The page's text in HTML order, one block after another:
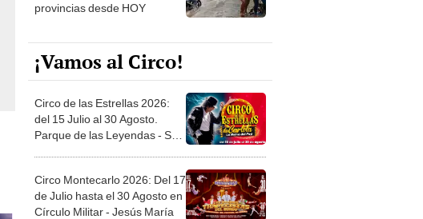
provincias desde HOY
¡Vamos al Circo!
Circo de las Estrellas 2026:
del 15 Julio al 30 Agosto.
Parque de las Leyendas - San
Circo Montecarlo 2026: Del 17
de Julio hasta el 30 Agosto en
Círculo Militar - Jesús María